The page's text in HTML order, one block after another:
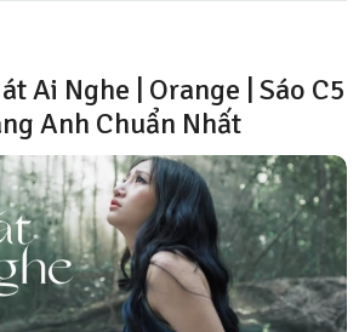
Ai Nghe | Orange | Sáo C5
Anh Chuẩn Nhất